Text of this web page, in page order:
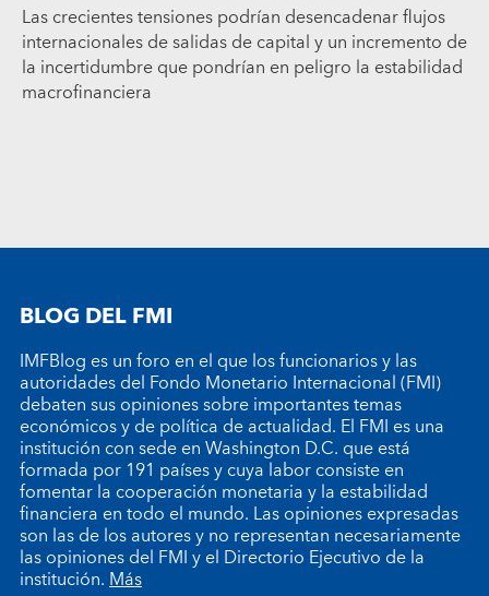
Las crecientes tensiones podrían desencadenar flujos
internacionales de salidas de capital y un incremento de
la incertidumbre que pondrían en peligro la estabilidad
macrofinanciera
BLOG DEL FMI
IMFBlog es un foro en el que los funcionarios y las
autoridades del Fondo Monetario Internacional (FMI)
debaten sus opiniones sobre importantes temas
económicos y de política de actualidad. El FMI es una
institución con sede en Washington D.C. que está
formada por 191 países y cuya labor consiste en
fomentar la cooperación monetaria y la estabilidad
financiera en todo el mundo. Las opiniones expresadas
son las de los autores y no representan necesariamente
las opiniones del FMI y el Directorio Ejecutivo de la
institución.Más